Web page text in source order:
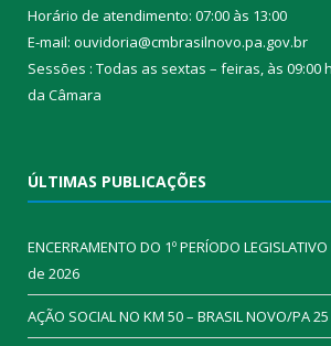
Horário de atendimento: 07:00 às 13:00
E-mail: ouvidoria@cmbrasilnovo.pa.gov.br
Sessões : Todas as sextas – feiras, às 09:00
da Câmara​
ÚLTIMAS PUBLICAÇÕES
ENCERRAMENTO DO 1º PERÍODO
de 2026
AÇÃO SOCIAL NO KM 50 – BRASIL NOVO/PA